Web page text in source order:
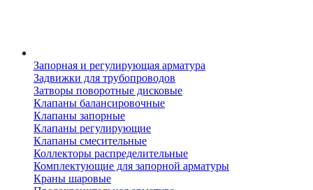
Запорная и регулирующая арматура
Задвижки для трубопроводов
Затворы поворотные дисковые
Клапаны балансировочные
Клапаны запорные
Клапаны регулирующие
Клапаны смесительные
Коллекторы распределительные
Комплектующие для запорной арматуры
Краны шаровые